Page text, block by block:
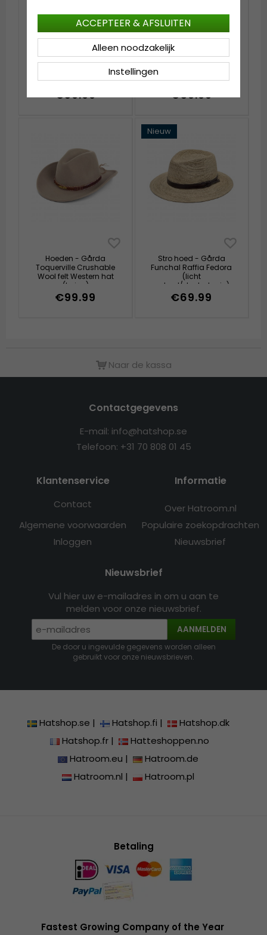
Hoeden - Gårda
Manzanillo Cowboy
€39.99
Hoeden - Gårda Arese
Seagrass Fedora
€59.99
Hoeden - Gårda
Toquerville Crushable
Wool felt Western hat
(beige)
€99.99
Nieuw
Stro hoed - Gårda
Funchal Raffia Fedora
(licht
naturel/donkerbruin)
€69.99
Naar de kassa
Contactgegevens
E-mail: info@hatshop.se
Telefoon: +31 70 808 01 45
Klantenservice
Contact
Algemene voorwaarden
Inloggen
Informatie
Over Hatroom.nl
Populaire zoekopdrachten
Nieuwsbrief
Nieuwsbrief
Vul hier uw e-mailadres in om u aan te
melden voor onze nieuwsbrief.
AANMELDEN
De door u ingevulde gegevens worden alleen
gebruikt voor onze nieuwsbrieven.
Hatshop.se | Hatshop.fi |
Hatshop.dk
Hatshop.fr|
Hatteshoppen.no
Hatroom.eu |
Hatroom.de
Hatroom.nl | Hatroom.pl
Betaling
Fastest Growing Company of the Year
Instellingen
Alleen noodzakelijk
ACCEPTEER & AFSLUITEN